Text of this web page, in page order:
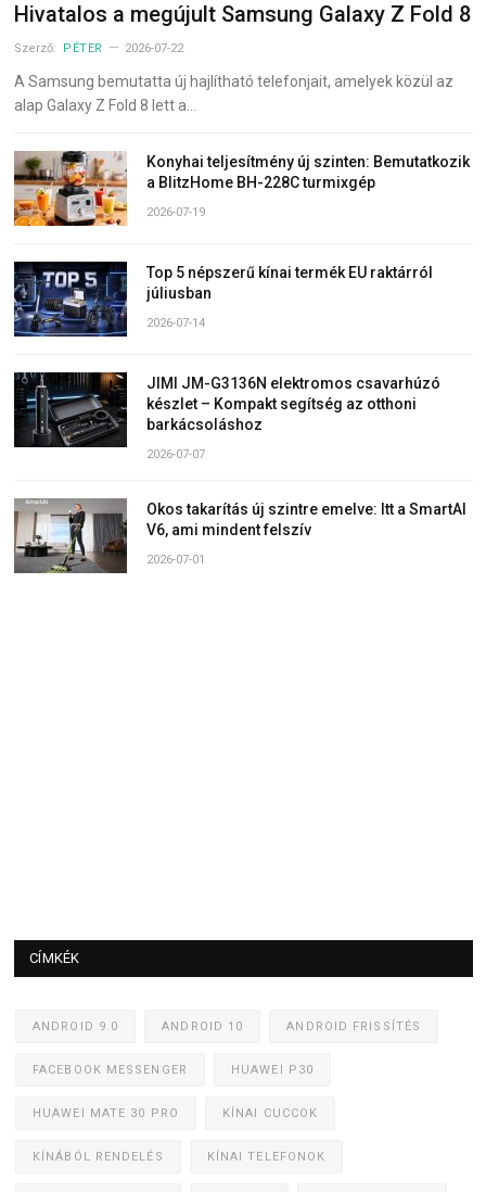
Hivatalos a megújult Samsung Galaxy Z Fold 8
Szerző: PÉTER 2026-07-22
A Samsung bemutatta új hajlítható telefonjait, amelyek közül az
alap Galaxy Z Fold 8 lett a…
Konyhai teljesítmény új szinten: Bemutatkozik
a BlitzHome BH-228C turmixgép
2026-07-19
Top 5 népszerű kínai termék EU raktárról
júliusban
2026-07-14
JIMI JM-G3136N elektromos csavarhúzó
készlet – Kompakt segítség az otthoni
barkácsoláshoz
2026-07-07
Okos takarítás új szintre emelve: Itt a SmartAI
V6, ami mindent felszív
2026-07-01
CÍMKÉK
ANDROID 9.0 ANDROID 10 ANDROID FRISSÍTÉS
FACEBOOK MESSENGER HUAWEI P30
HUAWEI MATE 30 PRO KÍNAI CUCCOK
KÍNÁBÓL RENDELÉS KÍNAI TELEFONOK